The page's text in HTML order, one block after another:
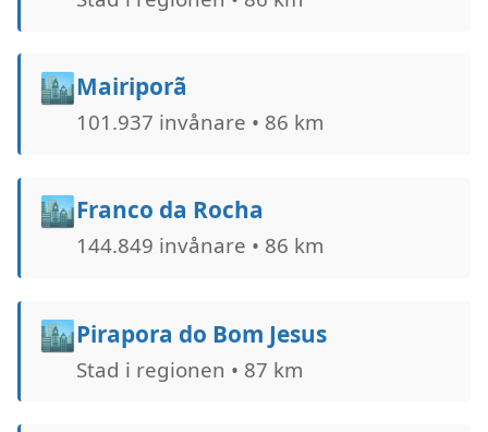
🏙️Mairiporã
101.937 invånare • 86 km
🏙️Franco da Rocha
144.849 invånare • 86 km
🏙️Pirapora do Bom Jesus
Stad i regionen • 87 km